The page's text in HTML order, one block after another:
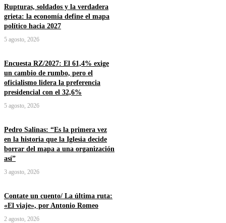
Rupturas, soldados y la verdadera
grieta: la economía define el mapa
político hacia 2027
5 agosto, 2026
Encuesta RZ/2027: El 61,4% exige
un cambio de rumbo, pero el
oficialismo lidera la preferencia
presidencial con el 32,6%
5 agosto, 2026
Pedro Salinas: “Es la primera vez
en la historia que la Iglesia decide
borrar del mapa a una organización
así”
3 agosto, 2026
Contate un cuento/ La última ruta:
«El viaje», por Antonio Romeo
2 agosto, 2026